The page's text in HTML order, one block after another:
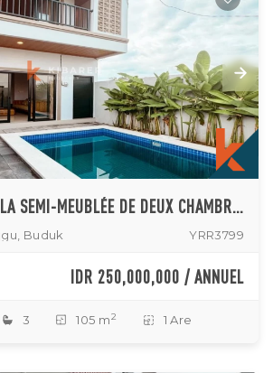
CHARMANTE VILLA SEMI-MEUBLÉE DE DEUX CHAMBRES AVEC SÉJOUR FERMÉ À MENGWI
Buduk YRR3799
IDR 250,000,000 / ANNUEL
3 105 m 2 1 Are